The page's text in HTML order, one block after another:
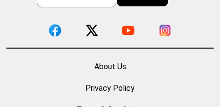
About Us
Privacy Policy